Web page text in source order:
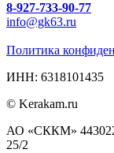
8-927-733-90-77
info@gk63.ru
Политика
ИНН:
© Kerakam.ru
АО «СККМ» 443022,
25/2